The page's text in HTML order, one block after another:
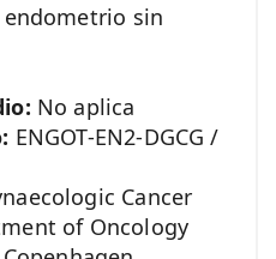
endometrio sin
No aplica
ENGOT-EN2-DGCG /
Cancer
of Oncology